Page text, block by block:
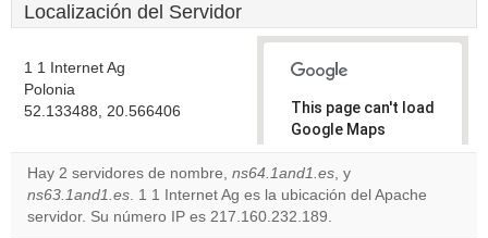
Localización del Servidor
1 1 Internet Ag
Polonia
52.133488, 20.566406
This page can't load
Google Maps
correctly.
Do you
own this
Hay 2 servidores de nombre, ns64.1and1.es, y
ns63.1and1.es. 1 1 Internet Ag es la ubicación del Apache
servidor. Su número IP es 217.160.232.189.